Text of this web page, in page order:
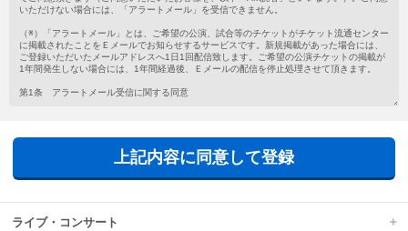
上記内容に同意して登録
ライブ・コンサート